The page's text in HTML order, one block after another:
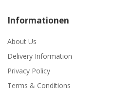
Informationen
About Us
Delivery Information
Privacy Policy
Terms & Conditions